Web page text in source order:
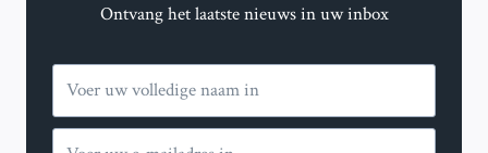
Ontvang het laatste nieuws in uw inbox